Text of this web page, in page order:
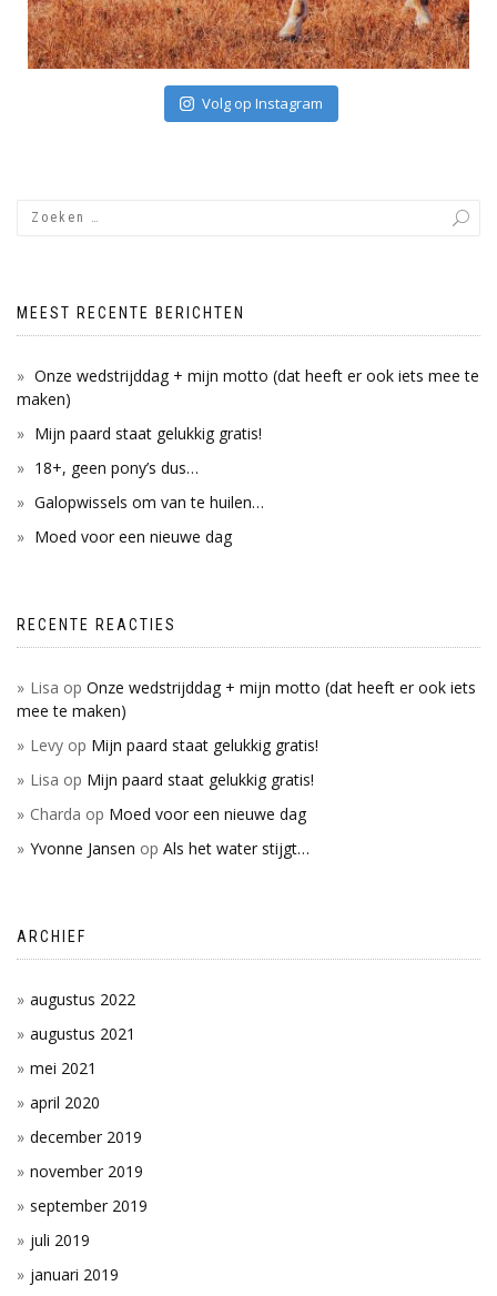
Volg op Instagram
MEEST RECENTE BERICHTEN
Onze wedstrijddag + mijn motto (dat heeft er ook iets mee te
maken)
Mijn paard staat gelukkig gratis!
18+, geen pony’s dus…
Galopwissels om van te huilen…
Moed voor een nieuwe dag
RECENTE REACTIES
Lisa op Onze wedstrijddag + mijn motto (dat heeft er ook iets
mee te maken)
Levy op Mijn paard staat gelukkig gratis!
Lisa op Mijn paard staat gelukkig gratis!
Charda op Moed voor een nieuwe dag
Yvonne Jansen op Als het water stijgt…
ARCHIEF
augustus 2022
augustus 2021
mei 2021
april 2020
december 2019
november 2019
september 2019
juli 2019
januari 2019